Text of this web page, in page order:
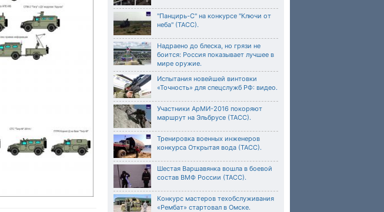
"Панцирь-С" на конкурсе "Ключи от
неба" (ТАСС).
Надраено до блеска, но грязи не
боится: Россия показывает лучшее в
мире оружие.
Испытания новейшей винтовки
«Точность» для спецслужб РФ: видео.
Участники АрМИ-2016 покоряют
маршрут на Эльбрусе (ТАСС).
Тренировка военных инженеров
конкурса Открытая вода (ТАСС).
Шестая Варшавянка вошла в боевой
состав ВМФ России (ТАСС).
Конкурс мастеров техобслуживания
«Рембат» стартовал в Омске.